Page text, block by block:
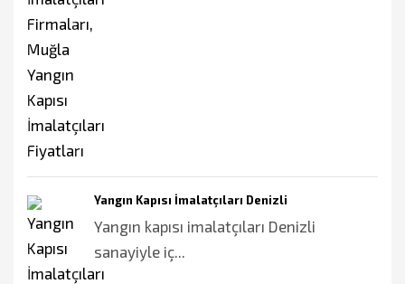
Yangın Kapısı İmalatçıları Denizli
Yangın kapısı imalatçıları Denizli
sanayiyle iç...